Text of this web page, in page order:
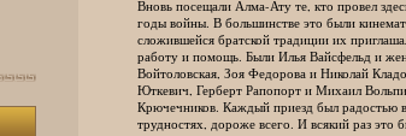
Вновь посещали Алма-Ату те, кто провел здесь
годы войны. В большинстве это были
сложившейся братской традиции их
работу и помощь. Были Илья Вайсфельд и жена
Войтоловская, Зоя Федорова и Николай Кладо,
Юткевич, Герберт Рапопорт и Михаил
Крючечников. Каждый приезд был радостью в
трудностях, дороже всего. И всякий раз это